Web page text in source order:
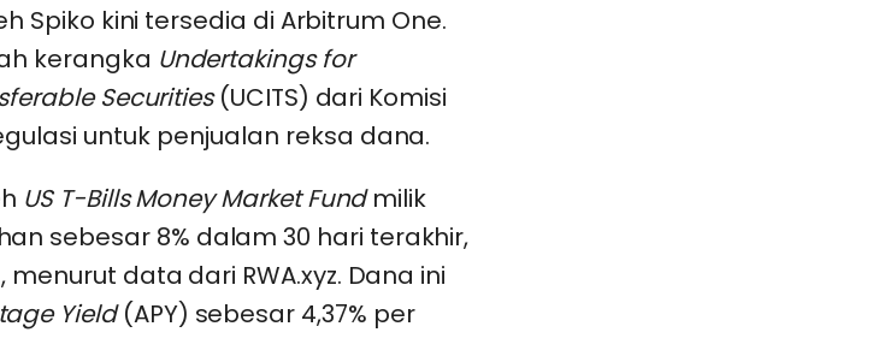
Spiko kini tersedia di Arbitrum One.
kerangka Undertakings for
Securities(UCITS) dari Komisi
untuk penjualan reksa dana.
US T-Bills Money Market Fundmilik
sebesar 8% dalam 30 hari terakhir,
data dari RWA.xyz. Dana ini
Yield(APY) sebesar 4,37% per